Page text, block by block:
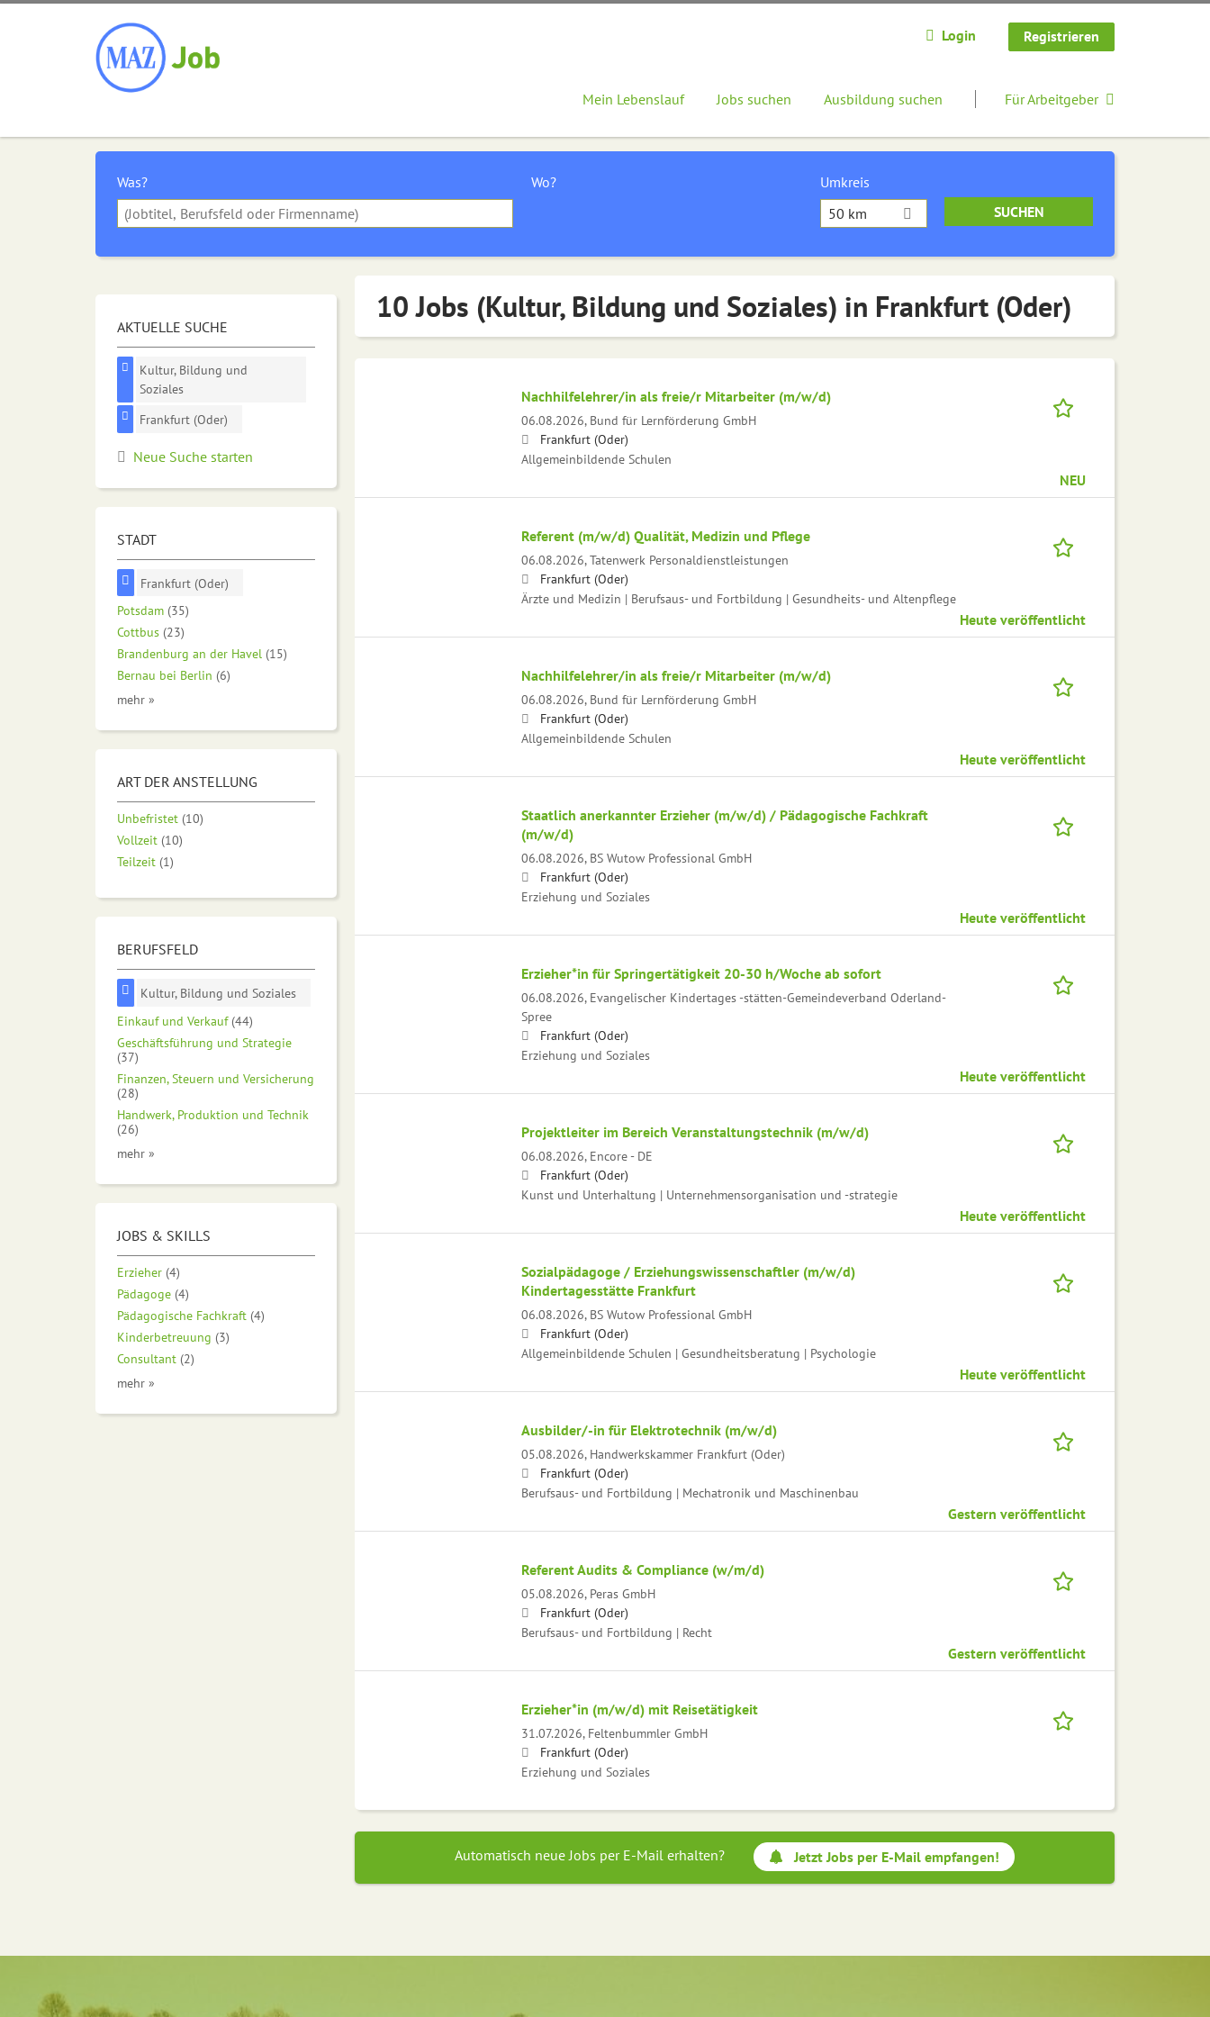
Login Registrieren
Mein Lebenslauf Jobs suchen Ausbildung suchen Für Arbeitgeber
Was? Wo?
Umkreis
50 km
10 Jobs (Kultur, Bildung und Soziales) in Frankfurt (Oder)
Nachhilfelehrer/in als freie/r Mitarbeiter (m/w/d)
06.08.2026, Bund für Lernförderung GmbH
Frankfurt (Oder)
Allgemeinbildende Schulen
NEU
Referent (m/w/d) Qualität, Medizin und Pflege
06.08.2026,Tatenwerk Personaldienstleistungen
Frankfurt (Oder)
Ärzte und Medizin | Berufsaus- und Fortbildung | Gesundheits- und Altenpflege
Heute veröffentlicht
Nachhilfelehrer/in als freie/r Mitarbeiter (m/w/d)
06.08.2026, Bund für Lernförderung GmbH
Frankfurt (Oder)
Allgemeinbildende Schulen
Heute veröffentlicht
Staatlich anerkannter Erzieher (m/w/d) / Pädagogische Fachkraft
(m/w/d)
06.08.2026, BS Wutow Professional GmbH
Frankfurt (Oder)
Erziehung und Soziales
Heute veröffentlicht
Erzieher*in für Springertätigkeit 20-30 h/Woche ab sofort
06.08.2026, Evangelischer Kindertages -stätten-Gemeindeverband Oderland-
Spree
Frankfurt (Oder)
Erziehung und Soziales
Heute veröffentlicht
Projektleiter im Bereich Veranstaltungstechnik (m/w/d)
06.08.2026, Encore - DE
Frankfurt (Oder)
Kunst und Unterhaltung | Unternehmensorganisation und -strategie
Heute veröffentlicht
Sozialpädagoge / Erziehungswissenschaftler (m/w/d)
Kindertagesstätte Frankfurt
06.08.2026, BS Wutow Professional GmbH
Frankfurt (Oder)
Allgemeinbildende Schulen | Gesundheitsberatung | Psychologie
Heute veröffentlicht
Ausbilder/-in für Elektrotechnik (m/w/d)
05.08.2026, Handwerkskammer Frankfurt (Oder)
Frankfurt (Oder)
Berufsaus- und Fortbildung | Mechatronik und Maschinenbau
Gestern veröffentlicht
Referent Audits & Compliance (w/m/d)
05.08.2026, Peras GmbH
Frankfurt (Oder)
Berufsaus- und Fortbildung | Recht
Gestern veröffentlicht
Erzieher*in (m/w/d) mit Reisetätigkeit
31.07.2026, Feltenbummler GmbH
Frankfurt (Oder)
Erziehung und Soziales
Automatisch neue Jobs per E-Mail erhalten? Jetzt Jobs per E-Mail empfangen!
AKTUELLE SUCHE
Kultur, Bildung und
Soziales
Frankfurt (Oder)
Neue Suche starten
STADT
Frankfurt (Oder)
Potsdam (35)
Cottbus (23)
Brandenburg an der Havel (15)
Bernau bei Berlin (6)
mehr »
ART DER ANSTELLUNG
Unbefristet (10)
Vollzeit (10)
Teilzeit (1)
BERUFSFELD
Kultur, Bildung und Soziales
Einkauf und Verkauf (44)
Geschäftsführung und Strategie
(37)
Finanzen, Steuern und Versicherung
(28)
Handwerk, Produktion und Technik
(26)
mehr »
JOBS & SKILLS
Erzieher (4)
Pädagoge (4)
Pädagogische Fachkraft (4)
Kinderbetreuung (3)
Consultant (2)
mehr »